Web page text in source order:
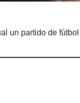
un partido de